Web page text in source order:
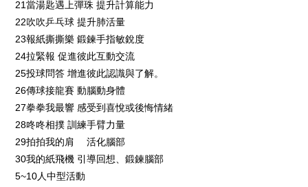
21當湯匙遇上彈珠 提升計算能力
22吹吹乒乓球 提升肺活量
23報紙撕撕樂 鍛鍊手指敏銳度
24拉緊報 促進彼此互動交流
25投球問答 增進彼此認識與了解。
26傳球接龍賽 動腦動身體
27拳拳我最響 感受到喜悅或後悔情緒
28咚咚相撲 訓練手臂力量
29拍拍我的肩 活化腦部
30我的紙飛機 引導回想、鍛鍊腦部
5~10人中型活動